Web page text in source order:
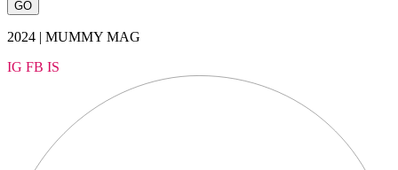
2024 | MUMMY MAG
IG FB IS